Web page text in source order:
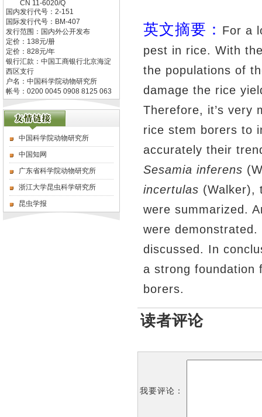
CN 11-6020/Q
国内发行代号： 2-151
国际发行代号： BM-407
发行范围：国内外公开发布
定价： 138元/册
定价： 828元/年
银行汇款：中国工商银行北京海淀
西区支行
户名：中国科学院动物研究所
帐号：0200 0045 0908 8125 063
中国科学院动物研究所
中国知网
广东省科学院动物研究所
浙江大学昆虫科学研究所
昆虫学报
英文摘要： For a
pest in rice. With
the populations of
damage the rice
Therefore, it’s very
rice stem borers to
accurately their
Sesamia inferens
incertulas (Walker),
were summarized.
were
discussed. In
a strong foundation
borers.
读者评论
我要评论：